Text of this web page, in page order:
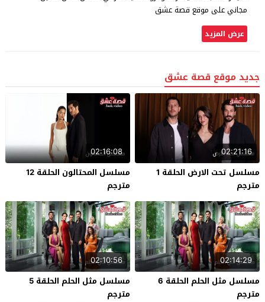
مجاني على موقع قصة عشق
عرض المزيد
جديد موقع قصة عشق
02:21:16
مسلسل تحت الارض الحلقة 1
مترجم
02:16:08
مسلسل المحتالون الحلقة 12
مترجم
02:14:29
مسلسل مثل الحلم الحلقة 6
مترجم
02:10:56
مسلسل مثل الحلم الحلقة 5
مترجم